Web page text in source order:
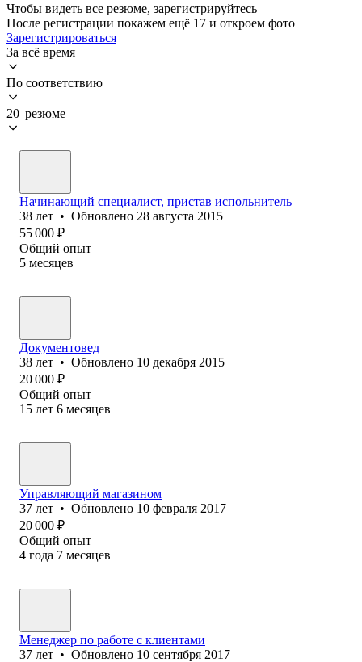
Чтобы видеть все резюме, зарегистрируйтесь
После регистрации покажем ещё 17 и откроем фото
Зарегистрироваться
За всё время
По соответствию
20 резюме
Начинающий специалист, пристав испольнитель
38 лет • Обновлено 28 августа 2015
55 000 ₽
Общий опыт
5 месяцев
Документовед
38 лет • Обновлено 10 декабря 2015
20 000 ₽
Общий опыт
15 лет 6 месяцев
Управляющий магазином
37 лет • Обновлено 10 февраля 2017
20 000 ₽
Общий опыт
4 года 7 месяцев
Менеджер по работе с клиентами
37 лет • Обновлено 10 сентября 2017